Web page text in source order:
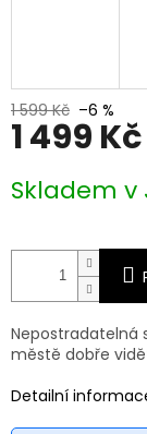
1 599 Kč –6 %
1 499 Kč
cena:
Skladem v
Nepostradatelná
městě dobře
Detailní